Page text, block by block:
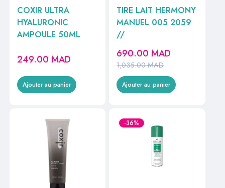
COXIR ULTRA
HYALURONIC
AMPOULE 50ML
249.00 MAD
Ajouter au panier
TIRE LAIT HERMONY
MANUEL 005 2059
//
1,035.00MAD
690.00MAD
Ajouter au panier
-36%